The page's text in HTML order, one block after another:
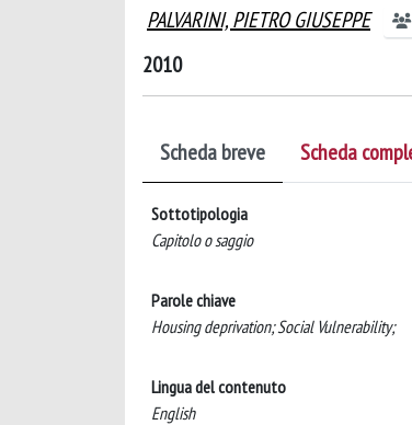
PALVARINI, PIETRO GIUSEPPE
2010
Scheda breve Scheda
Sottotipologia
Capitolo o saggio
Parole chiave
Housing deprivation; Social Vulnerability;
Lingua del contenuto
English